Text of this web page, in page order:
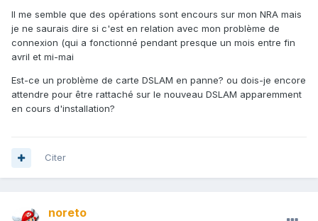
Il me semble que des opérations sont encours sur mon NRA mais
je ne saurais dire si c'est en relation avec mon problème de
connexion (qui a fonctionné pendant presque un mois entre fin
avril et mi-mai
Est-ce un problème de carte DSLAM en panne? ou dois-je encore
attendre pour être rattaché sur le nouveau DSLAM apparemment
en cours d'installation?
Citer
noreto